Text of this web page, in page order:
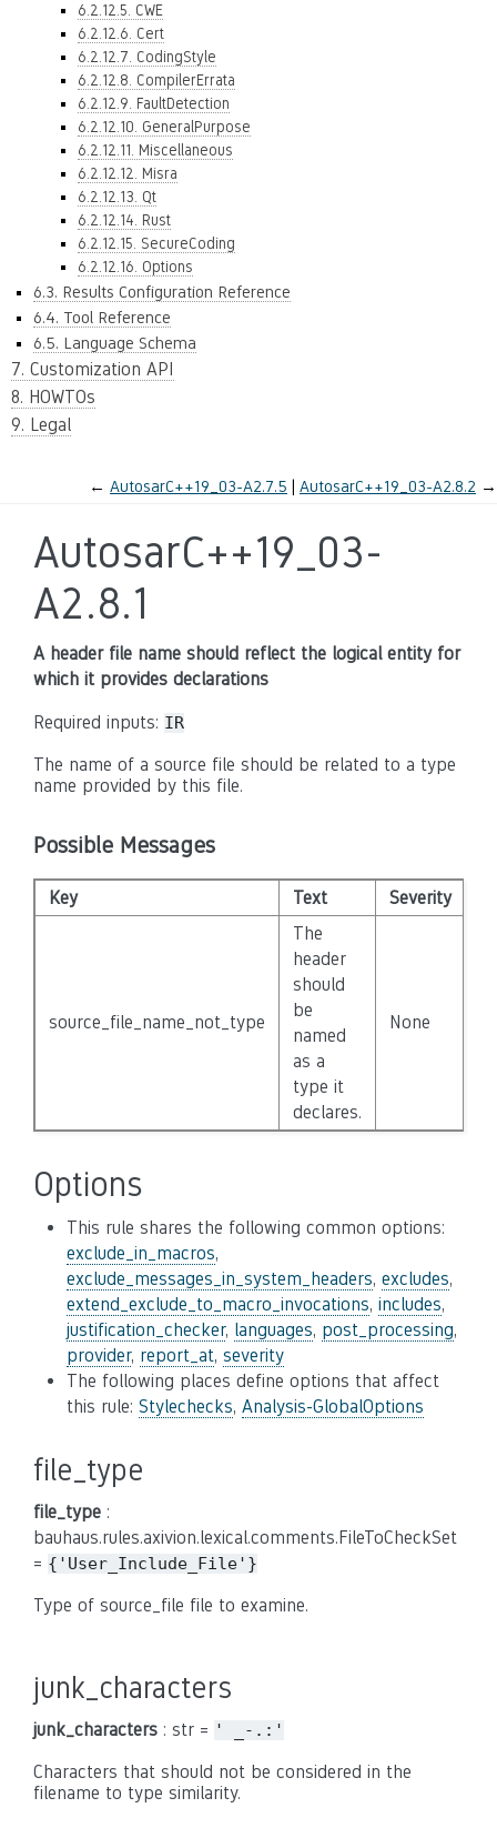
6.2.12.5. CWE
6.2.12.6. Cert
6.2.12.7. CodingStyle
6.2.12.8. CompilerErrata
6.2.12.9. FaultDetection
6.2.12.10. GeneralPurpose
6.2.12.11. Miscellaneous
6.2.12.12. Misra
6.2.12.13. Qt
6.2.12.14. Rust
6.2.12.15. SecureCoding
6.2.12.16. Options
6.3. Results Configuration Reference
6.4. Tool Reference
6.5. Language Schema
7. Customization API
8. HOWTOs
9. Legal
← AutosarC++19_03-A2.7.5 AutosarC++19_03-A2.8.2 →
AutosarC++19_03-
A2.8.1
A header file name should reflect the logical entity for
which it provides declarations
Required inputs: IR
The name of a source file should be related to a type
name provided by this file.
Possible Messages
Key Text Severity
source_file_name_not_type
The
header
should
be
named
as a
type it
declares.
None
Options
This rule shares the following common options:
exclude_in_macros,
exclude_messages_in_system_headers, excludes,
extend_exclude_to_macro_invocations, includes,
justification_checker, languages, post_processing,
provider, report_at, severity
The following places define options that affect
this rule: Stylechecks, Analysis-GlobalOptions
file_type
file_type :
bauhaus.rules.axivion.lexical.comments.FileToCheckSet
= {'User_Include_File'}
Type of source_file file to examine.
junk_characters
junk_characters : str = ' _-.:'
Characters that should not be considered in the
filename to type similarity.